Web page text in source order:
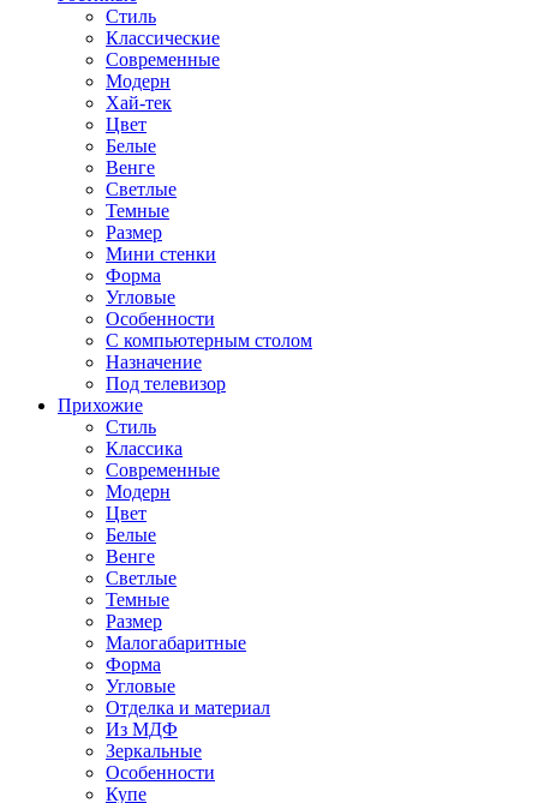
Стиль
Классические
Современные
Модерн
Хай-тек
Цвет
Белые
Венге
Светлые
Темные
Размер
Мини стенки
Форма
Угловые
Особенности
С компьютерным столом
Назначение
Под телевизор
Прихожие
Стиль
Классика
Современные
Модерн
Цвет
Белые
Венге
Светлые
Темные
Размер
Малогабаритные
Форма
Угловые
Отделка и материал
Из МДФ
Зеркальные
Особенности
Купе